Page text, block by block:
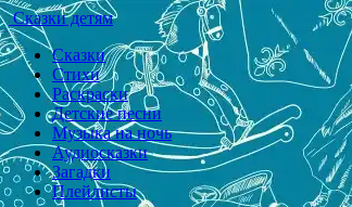
Сказки детям
Сказки
Стихи
Раскраски
Детские песни
Музыка на ночь
Аудиосказки
Загадки
Плейлисты